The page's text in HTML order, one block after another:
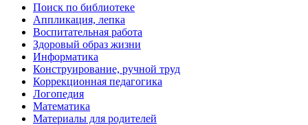
Поиск по библиотеке
Аппликация, лепка
Воспитательная работа
Здоровый образ жизни
Информатика
Конструирование, ручной труд
Коррекционная педагогика
Логопедия
Математика
Материалы для родителей